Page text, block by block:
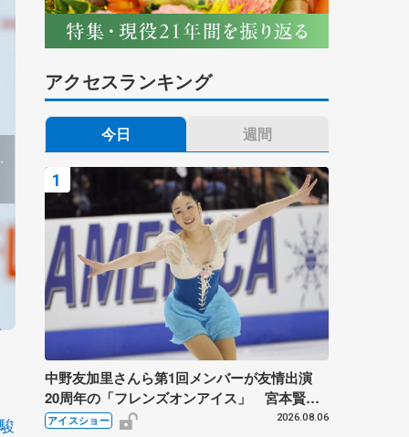
アクセスランキング
今日 週間
中野友加里さんら第1回メンバーが友情出演
20周年の「フレンズオンアイス」 宮本賢二
さん、有川梨絵さん、田村岳斗さんも
アイスショー 2026.08.06